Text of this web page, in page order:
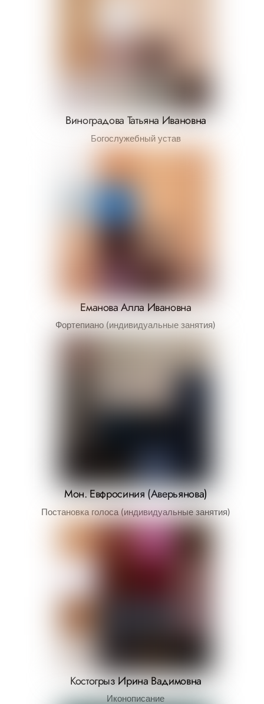
Виноградова Татьяна Ивановна
Богослужебный устав
Еманова Алла Ивановна
Фортепиано (индивидуальные занятия)
Мон. Евфросиния (Аверьянова)
Постановка голоса (индивидуальные занятия)
Костогрыз Ирина Вадимовна
Иконописание